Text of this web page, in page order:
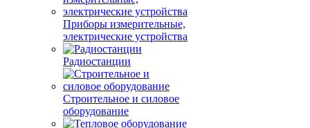
Приборы измерительные,
электрические устройства
Радиостанции
Строительное и силовое
оборудование